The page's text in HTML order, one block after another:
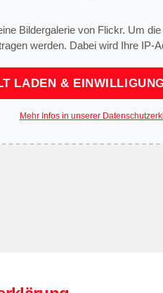
Bildergalerie von Flickr. Um
werden. Dabei wird Ihre IP-
LADEN &
Mehr Infos in unserer